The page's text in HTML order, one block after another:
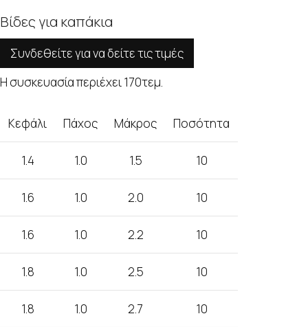
Βίδες για καπάκια
Συνδεθείτε για να δείτε τις τιμές
Η συσκευασία περιέχει 170τεμ.
Κεφάλι Πάχος Μάκρος Ποσότητα
1.4 1.0 1.5 10
1.6 1.0 2.0 10
1.6 1.0 2.2 10
1.8 1.0 2.5 10
1.8 1.0 2.7 10